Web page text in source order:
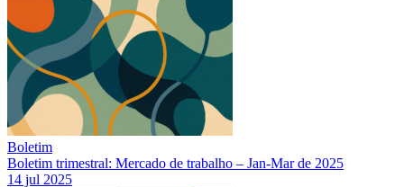
Boletim
Boletim trimestral: Mercado de trabalho – Jan-Mar de 2025
14 jul 2025